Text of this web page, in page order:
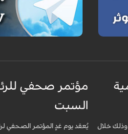
وذلك خلال
مؤتمر صحفي
السبت
يُعقد يوم غدٍ المؤتمر الصحفي